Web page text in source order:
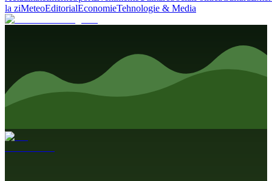
la ziMeteoEditorialEconomieTehnologie & Media